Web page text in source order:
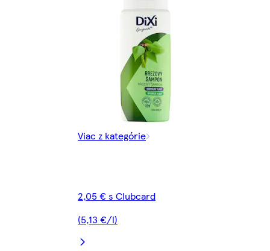
Viac z kategórie
2,05 € s Clubcard
(5,13 €/l)